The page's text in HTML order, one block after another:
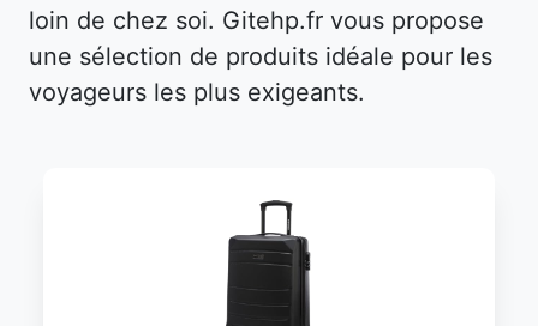
loin de chez soi. Gitehp.fr vous propose
une sélection de produits idéale pour les
voyageurs les plus exigeants.